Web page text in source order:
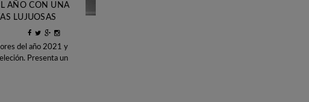
AÑO CON UNA
LUJUOSAS
del año 2021 y
Presenta un